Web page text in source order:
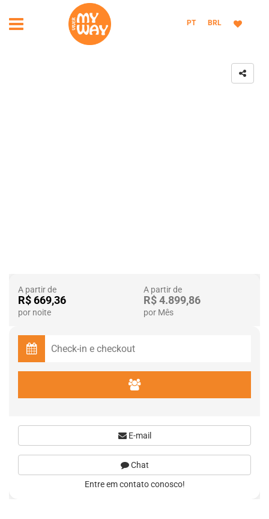
PT BRL
A partir de
R$ 669,36
por noite
A partir de
R$ 4.899,86
por Mês
E-mail
Chat
Entre em contato conosco!